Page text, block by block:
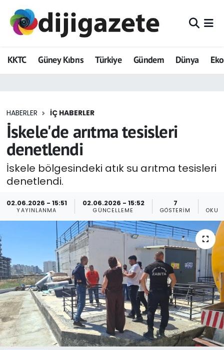
KKTC Güney Kıbrıs Türkiye Gündem Dünya
HABERLER İÇ HABERLER
İskele'de arıtma tesisleri
denetlendi
İskele bölgesindeki atık su arıtma tesisleri
denetlendi.
02.06.2026 - 15:51
YAYINLANMA
02.06.2026 - 15:52
GÜNCELLEME
7
GÖSTERIM
ADVERTORIAL
Dijigazete
Eğitim
Ekonomi
Foto Galeri
Güncel
Gündem
KKTC
KKTC YEREL SEÇİM 2018
Kültür Sanat
Magazin
Hava Durumu
Trafik Durumu
Tüm Manşetler
Son Dakika Haberleri
Haber Arşivi